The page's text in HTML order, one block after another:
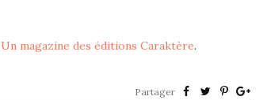
Un magazine des éditions Caraktère.
Partager